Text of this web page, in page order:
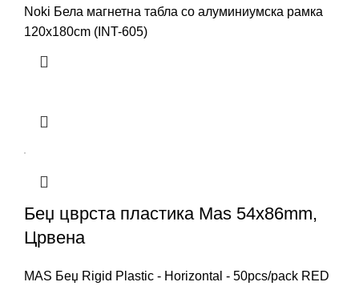
Noki Бела магнетна табла со алуминиумска рамка
120x180cm (INT-605)
Беџ цврста пластика Mas 54x86mm,
Црвена
MAS Беџ Rigid Plastic - Horizontal - 50pcs/pack RED